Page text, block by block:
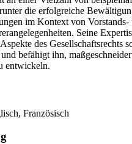
die erfolgreiche
im Kontext von Vorstands-
Seine
des Gesellschaftsrechts
befähigt ihn,
entwickeln.
Französisch